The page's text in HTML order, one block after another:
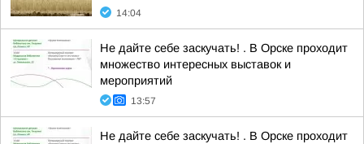
14:04
Не дайте себе заскучать! . В Орске проходит
множество интересных выставок и
мероприятий
13:57
Не дайте себе заскучать! . В Орске проходит